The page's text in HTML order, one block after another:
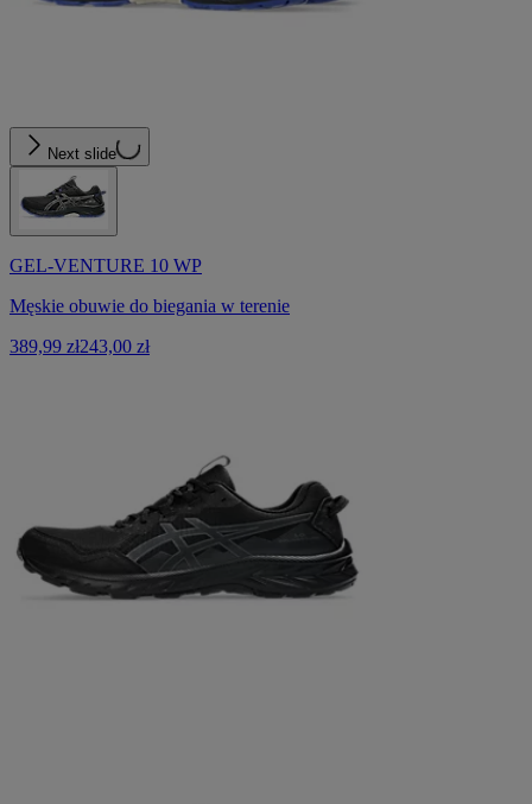
Next slide
GEL-VENTURE 10 WP
Męskie obuwie do biegania w terenie
389,99 zł243,00 zł